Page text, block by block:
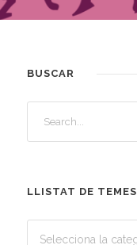
BUSCAR
LLISTAT DE TEMES